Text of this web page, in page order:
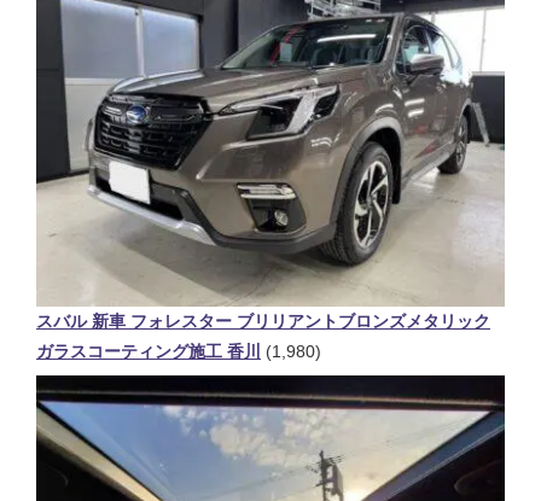
スバル 新車 フォレスター ブリリアントブロンズメタリック
ガラスコーティング施工 香川
(1,980)